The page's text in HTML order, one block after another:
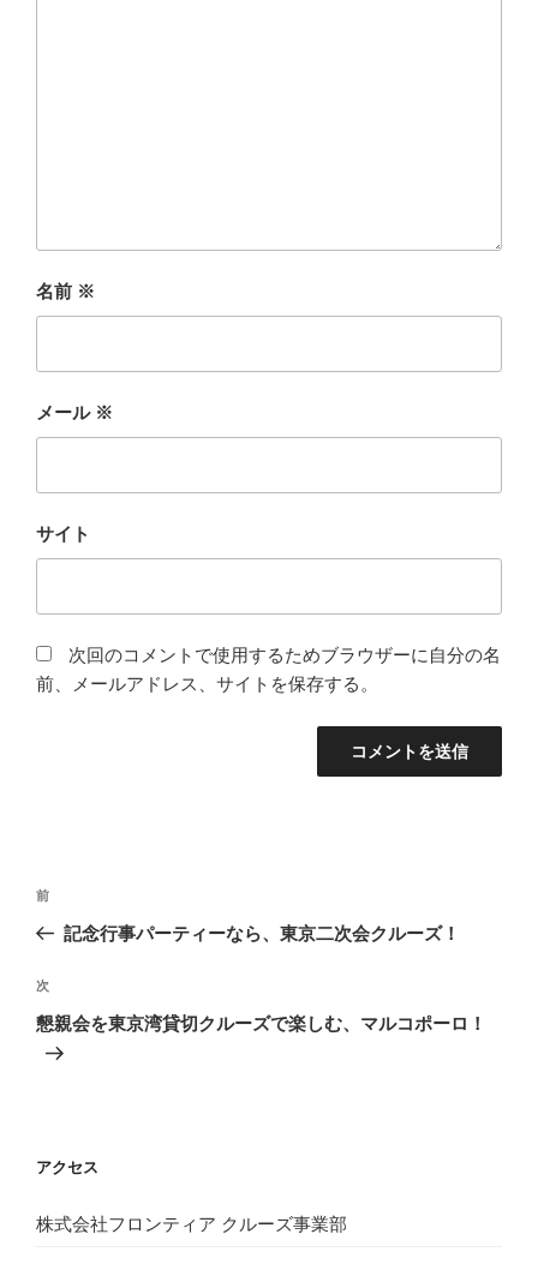
名前 ※
メール ※
サイト
次回のコメントで使用するためブラウザーに自分の名
前、メールアドレス、サイトを保存する。
投
ビ
ゲ
ー
前
の
稿
前
記念行事パーティーなら、東京二次会クルーズ！
次
の
次
懇親会を東京湾貸切クルーズで楽しむ、マルコポーロ！
アクセス
株式会社フロンティア クルーズ事業部